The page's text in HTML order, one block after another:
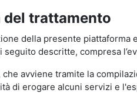
del trattamento
della presente
seguito descritte, compresa
avviene tramite la
di erogare alcuni servizi e